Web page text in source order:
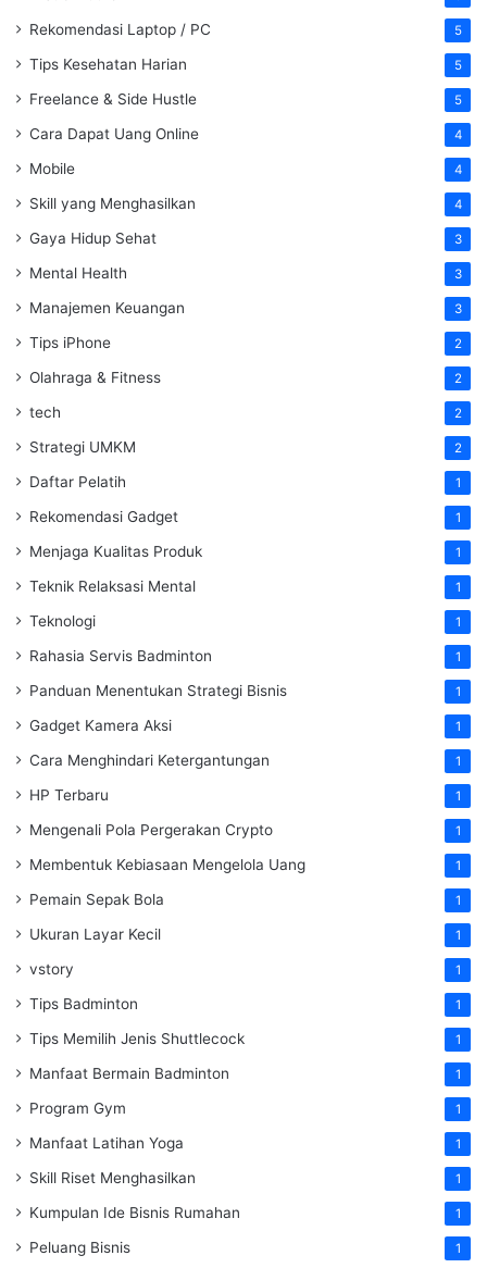
Rekomendasi Laptop / PC 5
Tips Kesehatan Harian 5
Freelance & Side Hustle 5
Cara Dapat Uang Online 4
Mobile 4
Skill yang Menghasilkan 4
Gaya Hidup Sehat 3
Mental Health 3
Manajemen Keuangan 3
Tips iPhone 2
Olahraga & Fitness 2
tech 2
Strategi UMKM 2
Daftar Pelatih 1
Rekomendasi Gadget 1
Menjaga Kualitas Produk 1
Teknik Relaksasi Mental 1
Teknologi 1
Rahasia Servis Badminton 1
Panduan Menentukan Strategi Bisnis 1
Gadget Kamera Aksi 1
Cara Menghindari Ketergantungan 1
HP Terbaru 1
Mengenali Pola Pergerakan Crypto 1
Membentuk Kebiasaan Mengelola Uang 1
Pemain Sepak Bola 1
Ukuran Layar Kecil 1
vstory 1
Tips Badminton 1
Tips Memilih Jenis Shuttlecock 1
Manfaat Bermain Badminton 1
Program Gym 1
Manfaat Latihan Yoga 1
Skill Riset Menghasilkan 1
Kumpulan Ide Bisnis Rumahan 1
Peluang Bisnis 1